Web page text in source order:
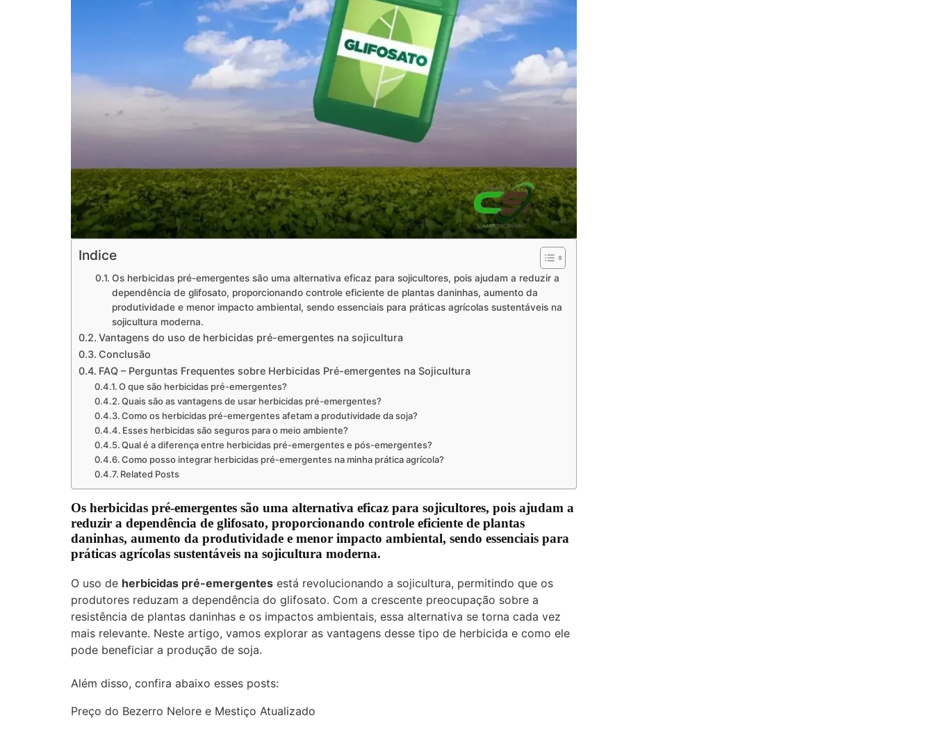
Indice
Os herbicidas pré-emergentes são uma alternativa eficaz para sojicultores, pois ajudam a reduzir a
dependência de glifosato, proporcionando controle eficiente de plantas daninhas, aumento da
produtividade e menor impacto ambiental, sendo essenciais para práticas agrícolas sustentáveis na
sojicultura moderna.
Vantagens do uso de herbicidas pré-emergentes na sojicultura
Conclusão
FAQ – Perguntas Frequentes sobre Herbicidas Pré-emergentes na Sojicultura
O que são herbicidas pré-emergentes?
Quais são as vantagens de usar herbicidas pré-emergentes?
Como os herbicidas pré-emergentes afetam a produtividade da soja?
Esses herbicidas são seguros para o meio ambiente?
Qual é a diferença entre herbicidas pré-emergentes e pós-emergentes?
Como posso integrar herbicidas pré-emergentes na minha prática agrícola?
Related Posts
Os herbicidas pré-emergentes são uma alternativa eficaz para sojicultores, pois ajudam a
reduzir a dependência de glifosato, proporcionando controle eficiente de plantas
daninhas, aumento da produtividade e menor impacto ambiental, sendo essenciais para
práticas agrícolas sustentáveis na sojicultura moderna.
O uso de herbicidas pré-emergentes está revolucionando a sojicultura, permitindo que os
produtores reduzam a dependência do glifosato. Com a crescente preocupação sobre a
resistência de plantas daninhas e os impactos ambientais, essa alternativa se torna cada vez
mais relevante. Neste artigo, vamos explorar as vantagens desse tipo de herbicida e como ele
pode beneficiar a produção de soja.
Além disso, confira abaixo esses posts:
Preço do Bezerro Nelore e Mestiço Atualizado